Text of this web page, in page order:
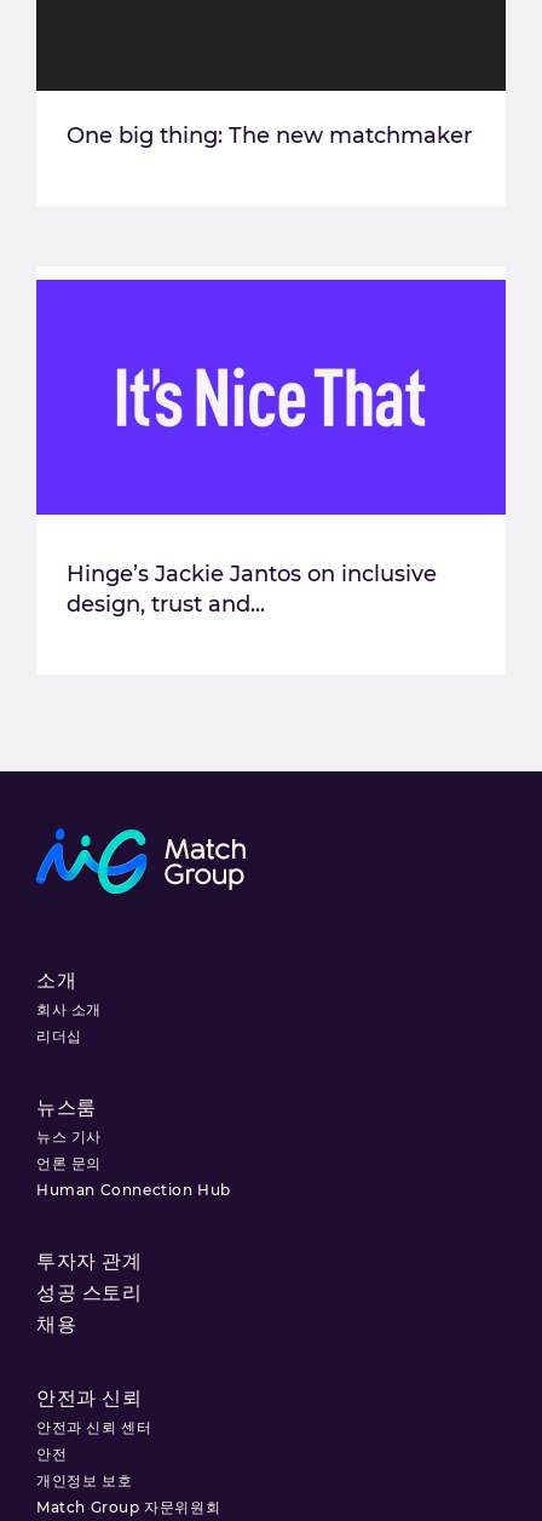
One big thing: The new matchmaker
Hinge’s Jackie Jantos on inclusive
design, trust and...
소개
회사 소개
리더십
뉴스룸
뉴스 기사
언론 문의
Human Connection Hub
투자자 관계
성공 스토리
채용
안전과 신뢰
안전과 신뢰 센터
안전
개인정보 보호
Match Group 자문위원회